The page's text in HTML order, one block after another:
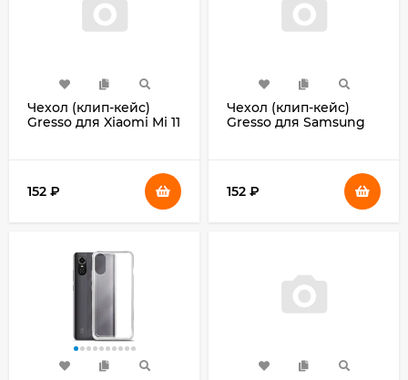
Чехол (клип-кейс)
Gresso для Xiaomi Mi 11
152 ₽
Чехол (клип-кейс)
Gresso для Samsung
152 ₽